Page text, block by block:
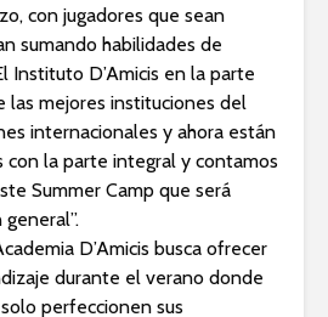
con jugadores que sean
sumando habilidades de
Instituto D’Amicis en la parte
las mejores instituciones del
internacionales y ahora están
con la parte integral y contamos
Summer Camp que será
D’Amicis busca ofrecer
durante el verano donde
perfeccionen sus